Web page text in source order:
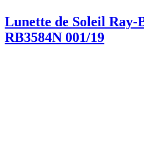
Lunette de Soleil Ray-
RB3584N 001/19